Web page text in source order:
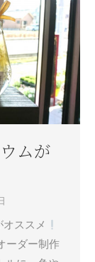
ムが
ススメ
ーダー制作